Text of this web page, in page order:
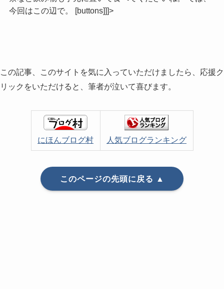
今回はこの辺で。 [buttons]]]>
この記事、このサイトを気に入っていただけましたら、応援ク
リックをいただけると、筆者が泣いて喜びます。
にほんブログ村 人気ブログランキング
このページの先頭に戻る ▲